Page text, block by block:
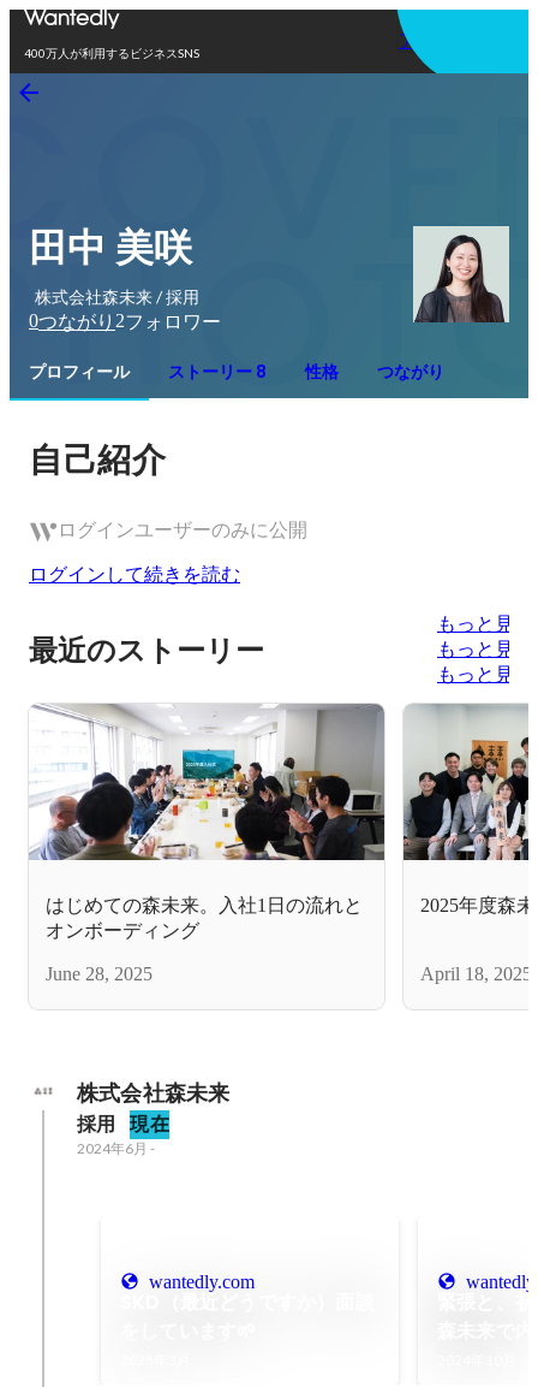
400万人が利用するビジネスSNS
アプリを使う
田中 美咲
株式会社森未来 / 採用
0つながり 2フォロワー
プロフィール ストーリー 8 性格 つながり
自己紹介
ログインユーザーのみに公開
ログインして続きを読む
最近のストーリー
もっと見る
もっと見る
もっと見る
はじめての森未来。入社1日の流れと
オンボーディング
June 28, 2025
2025年度森
April 18, 2025
株式会社森未来
採用 現在
2024年6月 -
wantedly.com